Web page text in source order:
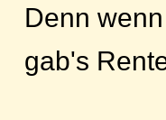
Denn
gab's